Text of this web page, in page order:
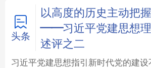
学术中国 乡村振兴 银龄
城市 旅游 能源
彩票 娱乐 时尚
头条
以高度的历史主动把
——习近平党建思想理
述评之二
习近平党建思想指引新时代党的建设